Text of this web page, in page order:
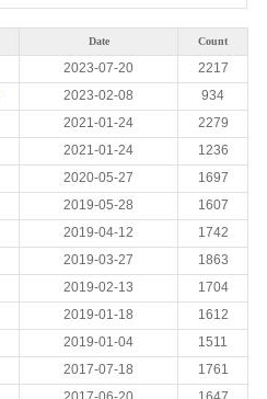
Date Count
2023-07-20
2217
2023-02-08
934
2021-01-24
2279
2021-01-24
1236
2020-05-27
1697
2019-05-28
1607
2019-04-12
1742
2019-03-27
1863
2019-02-13
1704
2019-01-18
1612
2019-01-04
1511
2017-07-18
1761